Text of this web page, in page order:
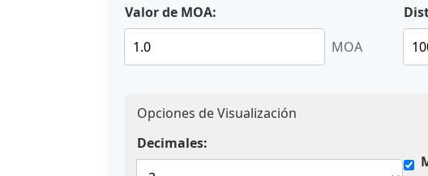
Valor de MOA:
MOA
Opciones de Visualización
Decimales: